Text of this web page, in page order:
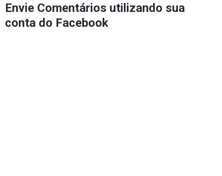
Envie Comentários utilizando sua
conta do Facebook